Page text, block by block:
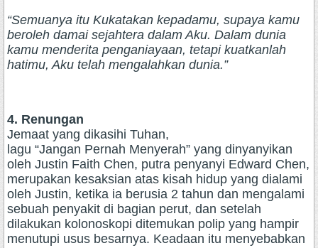
“Semuanya itu Kukatakan kepadamu, supaya kamu
beroleh damai sejahtera dalam Aku. Dalam dunia
kamu menderita penganiayaan, tetapi kuatkanlah
hatimu, Aku telah mengalahkan dunia.”
4. Renungan
Jemaat yang dikasihi Tuhan,
lagu “Jangan Pernah Menyerah” yang dinyanyikan
oleh Justin Faith Chen, putra penyanyi Edward Chen,
merupakan kesaksian atas kisah hidup yang dialami
oleh Justin, ketika ia berusia 2 tahun dan mengalami
sebuah penyakit di bagian perut, dan setelah
dilakukan kolonoskopi ditemukan polip yang hampir
menutupi usus besarnya. Keadaan itu menyebabkan